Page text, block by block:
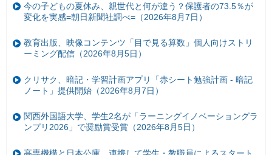
今の子どもの夏休み、親世代と何が違う？保護者の73.5％が
変化を実感=朝日新聞社調べ=（2026年8月7日）
教育出版、映像コンテンツ「目で見る算数」個人向けストリ
ーミング配信（2026年8月5日）
クリサク、暗記・学習計画アプリ「赤シート勉強計画 - 暗記
ノート」提供開始（2026年8月7日）
関西外国語大学、学生2名が「ラーニングイノベーショングラ
ンプリ2026」で奨励賞受賞（2026年8月5日）